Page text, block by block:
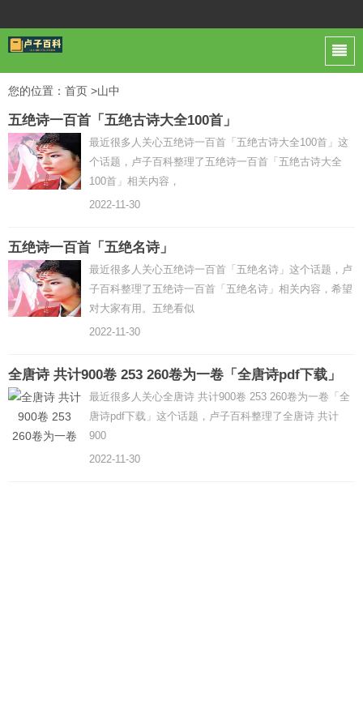
您的位置： 首页 >山中
五绝诗一百首「五绝古诗大全100首」
最近很多人关心五绝诗一百首「五绝古诗大全100首」这
个话题，卢子百科整理了五绝诗一百首「五绝古诗大全
100首」相关内容，
2022-11-30
五绝诗一百首「五绝名诗」
最近很多人关心五绝诗一百首「五绝名诗」这个话题，卢
子百科整理了五绝诗一百首「五绝名诗」相关内容，希望
对大家有用。五绝看似
2022-11-30
全唐诗 共计900卷 253 260卷为一卷「全唐诗pdf下载」
最近很多人关心全唐诗 共计900卷 253 260卷为一卷「全
唐诗pdf下载」这个话题，卢子百科整理了全唐诗 共计
900
2022-11-30